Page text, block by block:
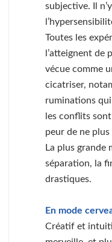
subjective. Il
Toutes les
l’atteignent de
vécue comme
cicatriser,
ruminations qui
les conflits
peur de ne plus
La plus grande
séparation, la
drastiques.
En mode
Créatif et